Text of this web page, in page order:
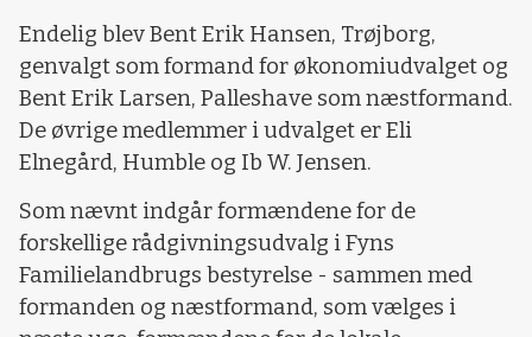
Endelig blev Bent Erik Hansen, Trøjborg,
genvalgt som formand for økonomiudvalget og
Bent Erik Larsen, Palleshave som næstformand.
De øvrige medlemmer i udvalget er Eli
Elnegård, Humble og Ib W. Jensen.
Som nævnt indgår formændene for de
forskellige rådgivningsudvalg i Fyns
Familielandbrugs bestyrelse - sammen med
formanden og næstformand, som vælges i